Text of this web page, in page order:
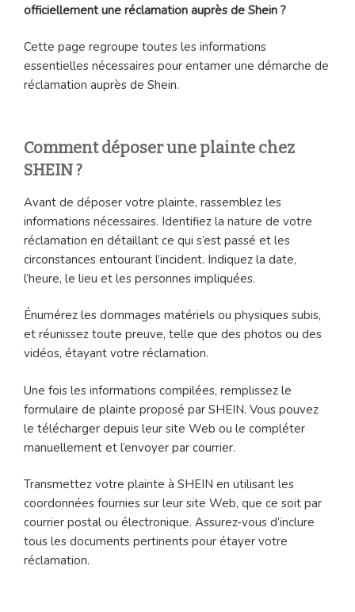
officiellement une réclamation auprès de Shein ?
Cette page regroupe toutes les informations
essentielles nécessaires pour entamer une démarche de
réclamation auprès de Shein.
Comment déposer une plainte chez
SHEIN ?
Avant de déposer votre plainte, rassemblez les
informations nécessaires. Identifiez la nature de votre
réclamation en détaillant ce qui s’est passé et les
circonstances entourant l’incident. Indiquez la date,
l’heure, le lieu et les personnes impliquées.
Énumérez les dommages matériels ou physiques subis,
et réunissez toute preuve, telle que des photos ou des
vidéos, étayant votre réclamation.
Une fois les informations compilées, remplissez le
formulaire de plainte proposé par SHEIN. Vous pouvez
le télécharger depuis leur site Web ou le compléter
manuellement et l’envoyer par courrier.
Transmettez votre plainte à SHEIN en utilisant les
coordonnées fournies sur leur site Web, que ce soit par
courrier postal ou électronique. Assurez-vous d’inclure
tous les documents pertinents pour étayer votre
réclamation.